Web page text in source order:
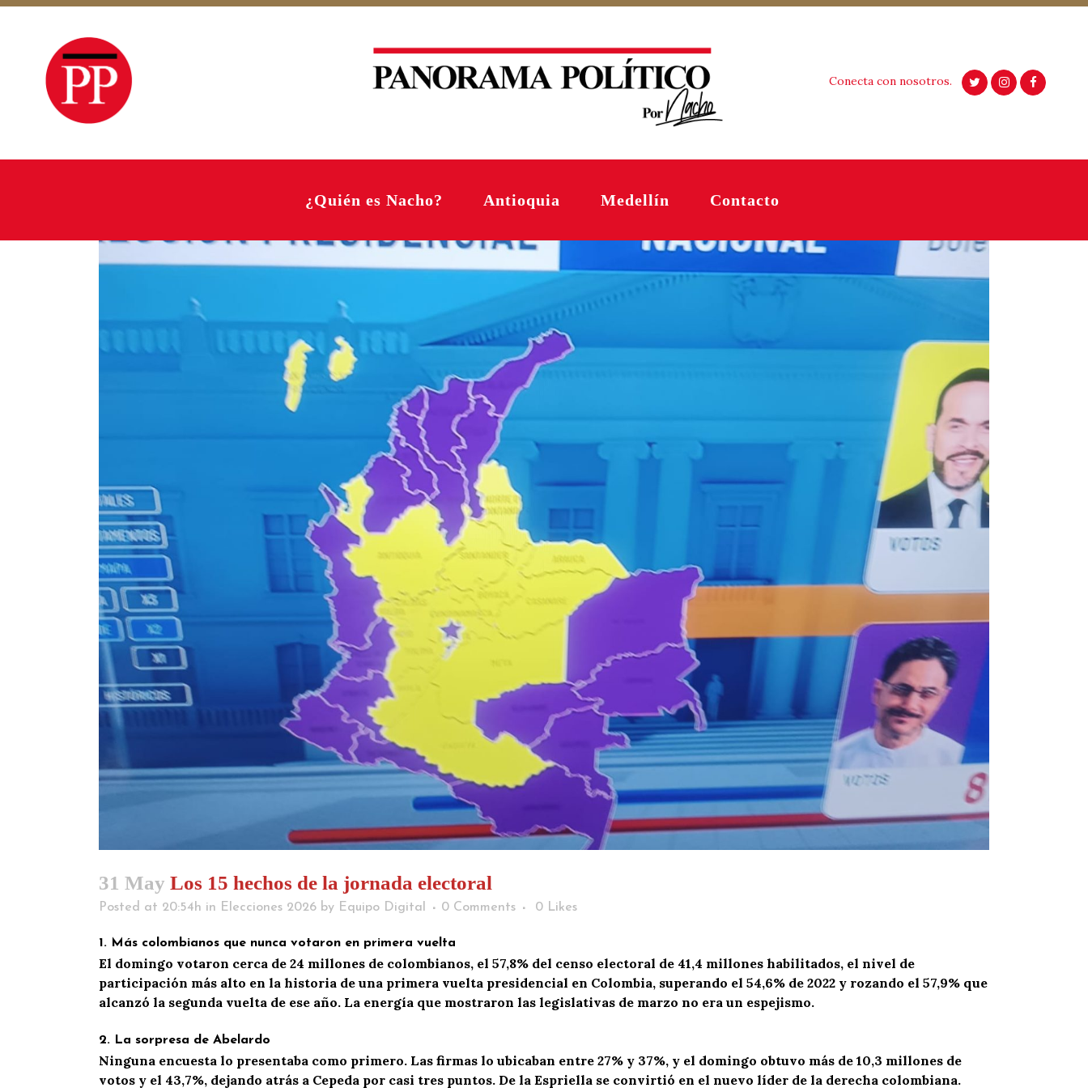
Conecta con nosotros.
¿Quién es Nacho? Antioquia Medellín Contacto
31 May Los 15 hechos de la jornada electoral
Posted at 20:54h in Elecciones 2026 by Equipo Digital 0 Comments 0 Likes
1. Más colombianos que nunca votaron en primera vuelta
El domingo votaron cerca de 24 millones de colombianos, el 57,8% del censo electoral de 41,4 millones habilitados, el nivel de
participación más alto en la historia de una primera vuelta presidencial en Colombia, superando el 54,6% de 2022 y rozando el 57,9% que
alcanzó la segunda vuelta de ese año. La energía que mostraron las legislativas de marzo no era un espejismo.
2. La sorpresa de Abelardo
Ninguna encuesta lo presentaba como primero. Las firmas lo ubicaban entre 27% y 37%, y el domingo obtuvo más de 10,3 millones de
votos y el 43,7%, dejando atrás a Cepeda por casi tres puntos. De la Espriella se convirtió en el nuevo líder de la derecha colombiana.